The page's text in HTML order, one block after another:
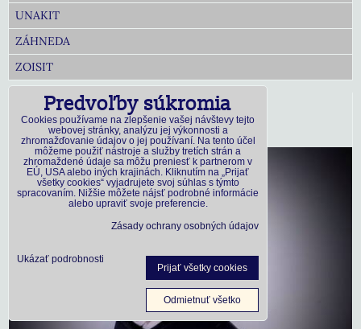
UNAKIT
ZÁHNEDA
ZOISIT
Prsteň koral
Prsteň z polodrahokamov: koral
Predvoľby súkromia
Cookies používame na zlepšenie vašej návštevy tejto
webovej stránky, analýzu jej výkonnosti a
zhromažďovanie údajov o jej používaní. Na tento účel
môžeme použiť nástroje a služby tretích strán a
zhromaždené údaje sa môžu preniesť k partnerom v
EÚ, USA alebo iných krajinách. Kliknutím na „Prijať
všetky cookies“ vyjadrujete svoj súhlas s týmto
spracovaním. Nižšie môžete nájsť podrobné informácie
alebo upraviť svoje preferencie.
Zásady ochrany osobných údajov
Ukázať podrobnosti
Prijať všetky cookies
Odmietnuť všetko